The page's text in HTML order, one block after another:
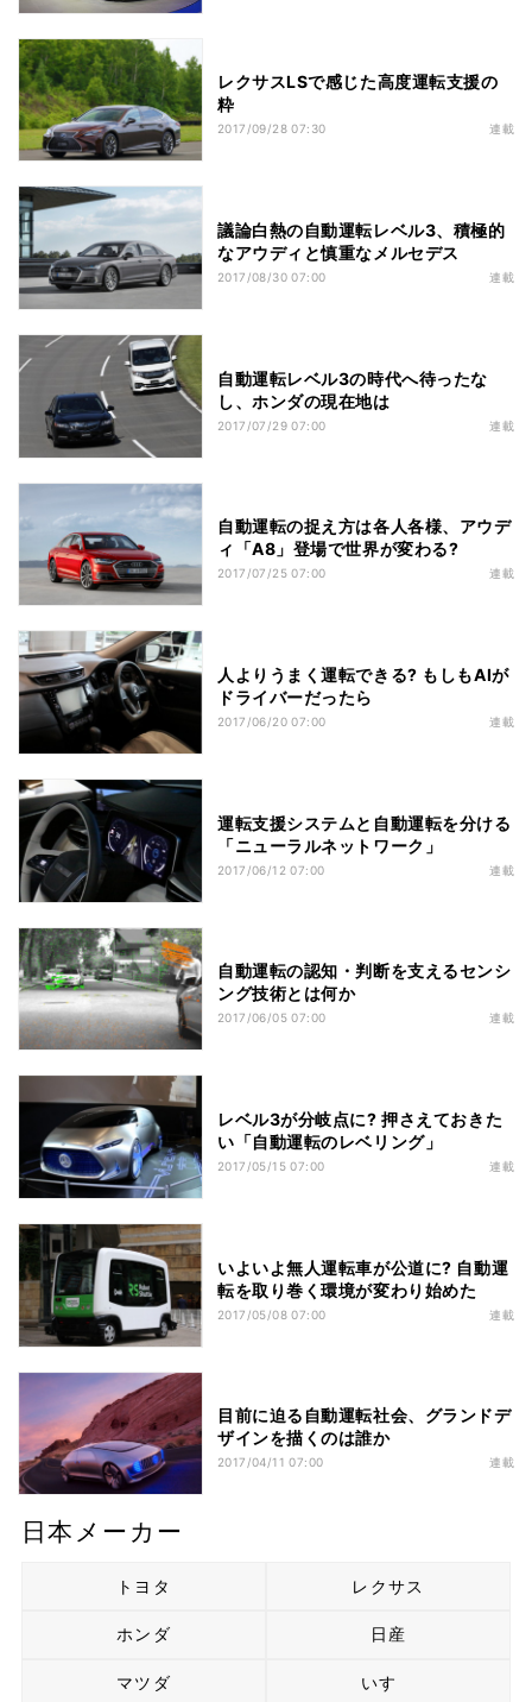
レクサスLSで感じた高度運転支援の
粋
2017/09/28 07:30 連載
議論白熱の自動運転レベル3、積極的
なアウディと慎重なメルセデス
2017/08/30 07:00 連載
自動運転レベル3の時代へ待ったな
し、ホンダの現在地は
2017/07/29 07:00 連載
自動運転の捉え方は各人各様、アウデ
ィ「A8」登場で世界が変わる?
2017/07/25 07:00 連載
人よりうまく運転できる? もしもAIが
ドライバーだったら
2017/06/20 07:00 連載
運転支援システムと自動運転を分ける
「ニューラルネットワーク」
2017/06/12 07:00 連載
自動運転の認知・判断を支えるセンシ
ング技術とは何か
2017/06/05 07:00 連載
レベル3が分岐点に? 押さえておきた
い「自動運転のレベリング」
2017/05/15 07:00 連載
いよいよ無人運転車が公道に? 自動運
転を取り巻く環境が変わり始めた
2017/05/08 07:00 連載
目前に迫る自動運転社会、グランドデ
ザインを描くのは誰か
2017/04/11 07:00 連載
日本メーカー
トヨタ レクサス
ホンダ 日産
マツダ いすゞ